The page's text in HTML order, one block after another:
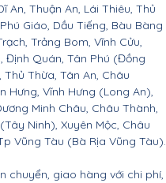
Thuận An, Lái Thiêu, Thủ
Giáo, Dầu Tiếng, Bàu Bàng
Trảng Bom, Vĩnh Cửu,
Định Quán, Tân Phú (Đồng
Thừa, Tân An, Châu
Hưng, Vĩnh Hưng (Long An),
Minh Châu, Châu Thành,
Ninh), Xuyên Mộc, Châu
Vũng Tàu (Bà Rịa Vũng Tàu).
chuyển, giao hàng với chi phí,